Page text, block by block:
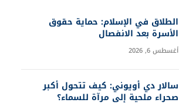
الطلاق في الإسلام: حماية حقوق
الأسرة بعد الانفصال
أغسطس 6, 2026
سالار دي أويوني: كيف تتحول أكبر
صحراء ملحية إلى مرآة للسماء؟